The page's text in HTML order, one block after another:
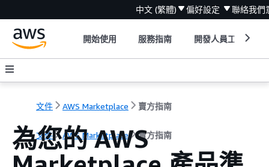
中文 (繁體) 偏好設定 聯絡我們
開始使用 服務指南 開發人員工具
文件 AWS Marketplace 賣方指南
文件 AWS Marketplace 賣方指南
為您的 AWS